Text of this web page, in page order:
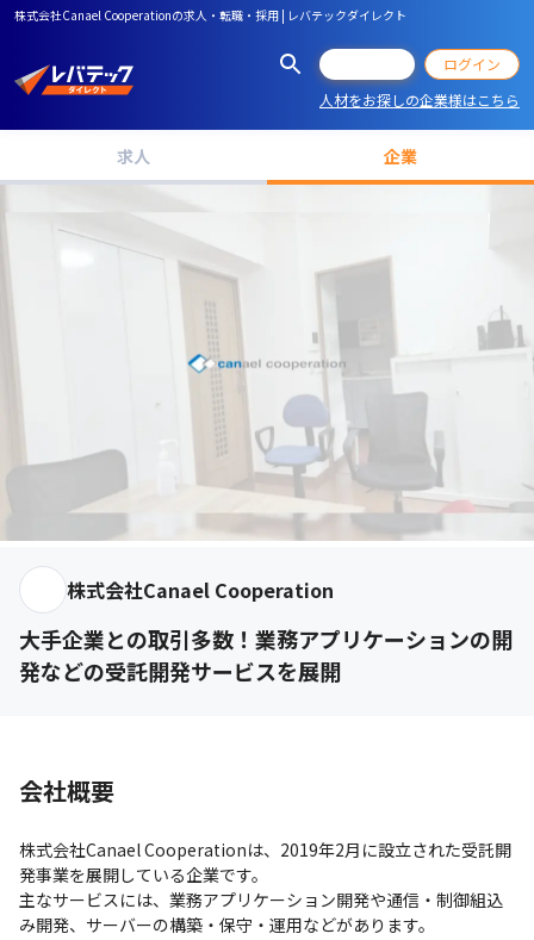
株式会社Canael Cooperationの求人・転職・採用 | レバテックダイレクト
ログイン
人材をお探しの企業様はこちら
求人 企業
株式会社Canael Cooperation
大手企業との取引多数！業務アプリケーションの開
発などの受託開発サービスを展開
会社概要
株式会社Canael Cooperationは、2019年2月に設立された受託開
発事業を展開している企業です。
主なサービスには、業務アプリケーション開発や通信・制御組込
み開発、サーバーの構築・保守・運用などがあります。